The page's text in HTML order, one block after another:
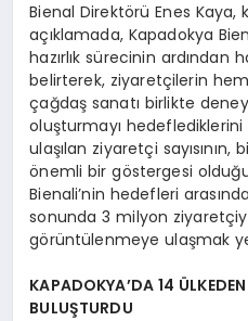
Bienal Direktörü Enes Kaya,
açıklamada, Kapadokya
hazırlık sürecinin ardından
belirterek, ziyaretçilerin
çağdaş sanatı birlikte
oluşturmayı hedeflediklerini
ulaşılan ziyaretçi
önemli bir göstergesi
Bienali’nin hedefleri
sonunda 3 milyon
görüntülenmeye ulaşmak
KAPADOKYA’DA 14
BULUŞTURDU